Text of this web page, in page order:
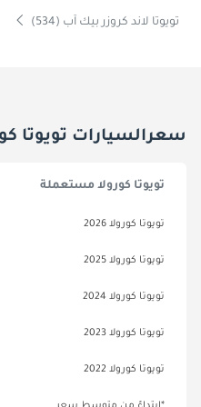
تويوتا لاند كروزر بيك آب (534)
سعرالسيارات تويوتا
تويوتا كورولا مستعملة
تويوتا كورولا 2026
تويوتا كورولا 2025
تويوتا كورولا 2024
تويوتا كورولا 2023
تويوتا كورولا 2022